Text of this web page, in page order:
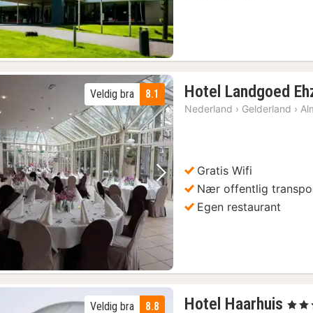
Forrige bilde Neste bilde
8.1
Veldig bra Hotel Landgoed
Nederland › Gelderland ›
Gratis Wifi
Nær offentlig
Egen restaurant
8.8
Veldig bra Hotel Haarhuis 1
, 5